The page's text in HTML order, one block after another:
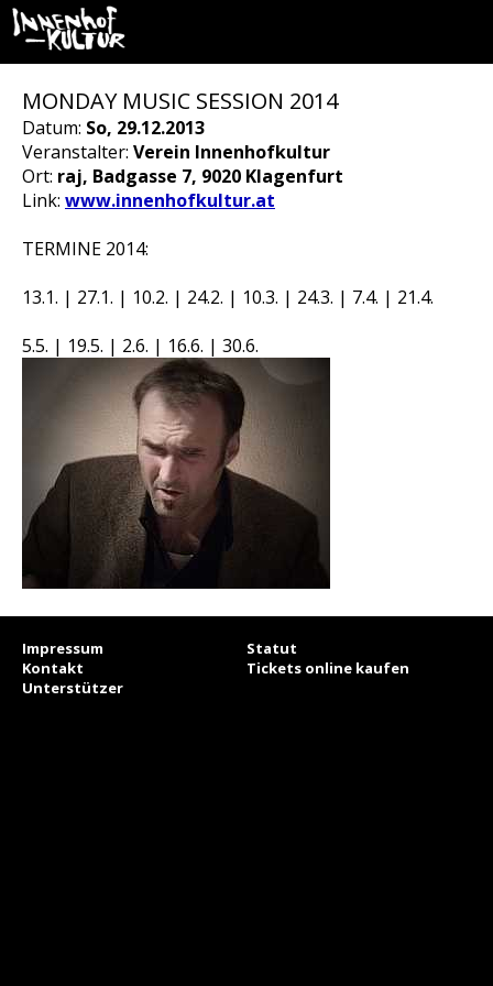
MONDAY MUSIC SESSION 2014
Datum: So, 29.12.2013
Veranstalter: Verein Innenhofkultur
Ort: raj, Badgasse 7, 9020 Klagenfurt
Link: www.innenhofkultur.at
TERMINE 2014:
13.1. | 27.1. | 10.2. | 24.2. | 10.3. | 24.3. | 7.4. | 21.4.
5.5. | 19.5. | 2.6. | 16.6. | 30.6.
Impressum
Statut
Kontakt
Tickets online kaufen
Unterstützer